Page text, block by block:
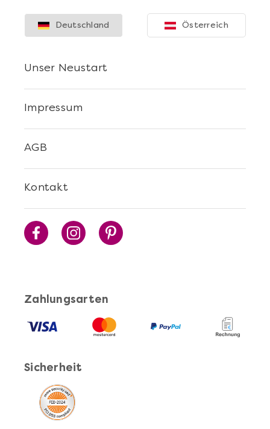
Zahlungsarten
Sicherheit
Kontakt
AGB
Impressum
Unser Neustart
Deutschland Österreich